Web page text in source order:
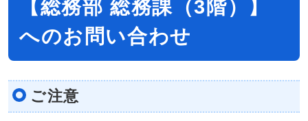
【総務部 総務課（3階）】
へのお問い合わせ
ご注意